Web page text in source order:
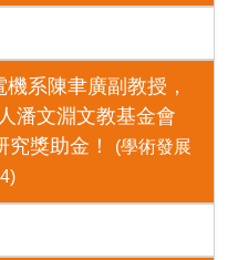
系陳聿廣副教授，
潘文淵文教基金會
究獎助金！
(學術發展